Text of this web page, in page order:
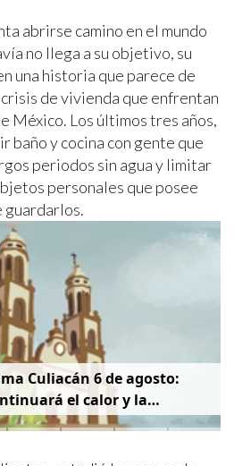
abrirse camino en el mundo
no llega a su objetivo, su
una historia que parece de
de vivienda que enfrentan
México. Los últimos tres años,
baño y cocina con gente que
periodos sin agua y limitar
personales que posee
guardarlos.
Culiacán 6 de agosto:
el calor y la
de lluvia